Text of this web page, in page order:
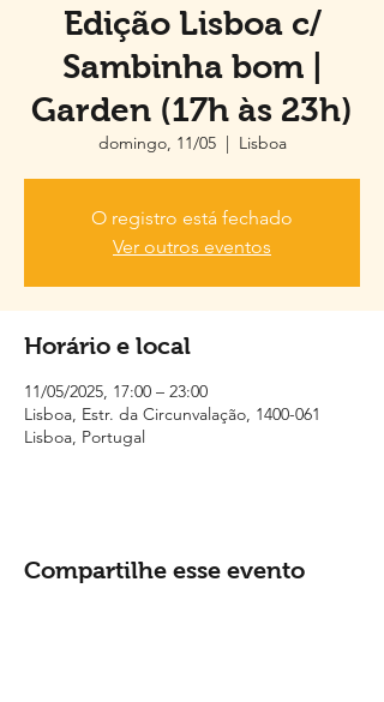
Edição Lisboa c/
Sambinha bom |
Garden (17h às 23h)
domingo, 11/05
  |
Lisboa
O registro está fechado
Ver outros eventos
Horário e local
11/05/2025, 17:00 – 23:00
Lisboa, Estr. da Circunvalação, 1400-061
Lisboa, Portugal
Compartilhe esse evento